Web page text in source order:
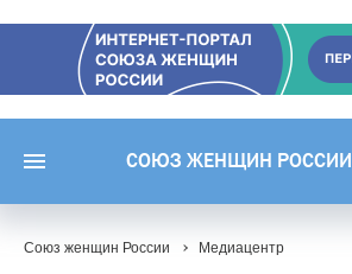
СОЮЗ ЖЕНЩИН РОССИИ
Союз женщин России Медиацентр